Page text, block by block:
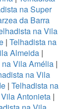
na Super
da Barra
na Vila
| Telhadista na
Almeida |
Vila Amélia |
na Vila
| Telhadista na
Antonieta|